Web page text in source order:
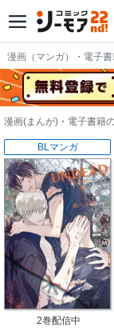
漫画（マンガ）・電子
漫画(まんが)・電子書籍
BLマンガ
2巻配信中